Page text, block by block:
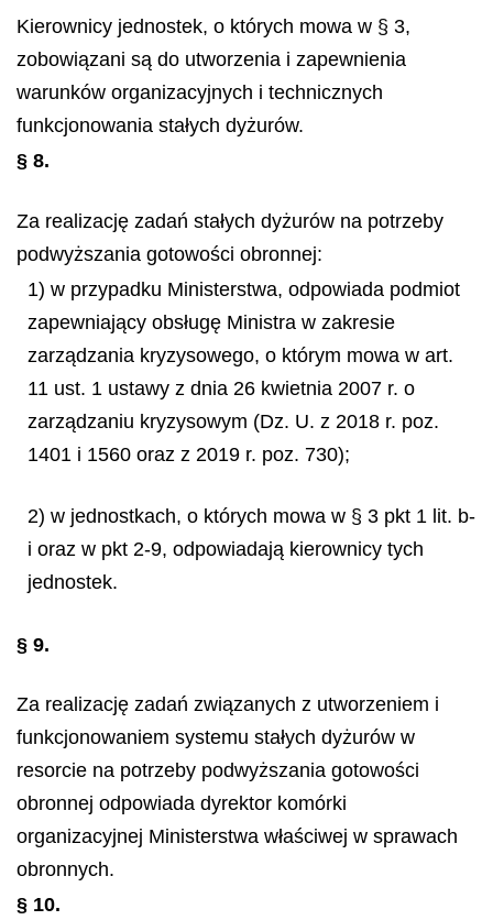
Kierownicy jednostek, o których mowa w § 3,
zobowiązani są do utworzenia i zapewnienia
warunków organizacyjnych i technicznych
funkcjonowania stałych dyżurów.
§ 8.
Za realizację zadań stałych dyżurów na potrzeby
podwyższania gotowości obronnej:
1) w przypadku Ministerstwa, odpowiada podmiot
zapewniający obsługę Ministra w zakresie
zarządzania kryzysowego, o którym mowa w art.
11 ust. 1 ustawy z dnia 26 kwietnia 2007 r. o
zarządzaniu kryzysowym (Dz. U. z 2018 r. poz.
1401 i 1560 oraz z 2019 r. poz. 730);
2) w jednostkach, o których mowa w § 3 pkt 1 lit. b-
i oraz w pkt 2-9, odpowiadają kierownicy tych
jednostek.
§ 9.
Za realizację zadań związanych z utworzeniem i
funkcjonowaniem systemu stałych dyżurów w
resorcie na potrzeby podwyższania gotowości
obronnej odpowiada dyrektor komórki
organizacyjnej Ministerstwa właściwej w sprawach
obronnych.
§ 10.